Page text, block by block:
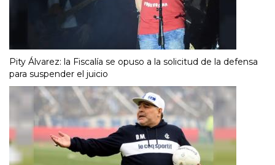
Pity Álvarez: la Fiscalía se opuso a la solicitud de la defensa
para suspender el juicio